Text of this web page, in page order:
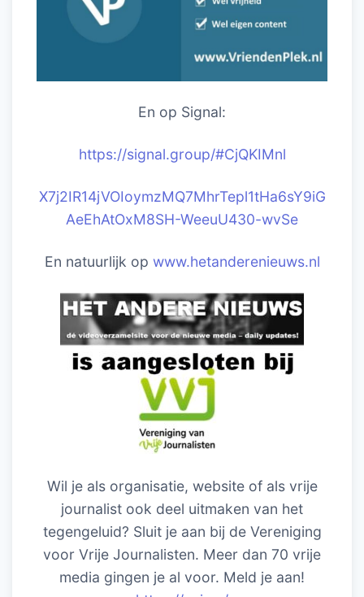
En op Signal:
https://signal.group/#CjQKIMnl
X7j2IR14jVOIoymzMQ7MhrTepl1tHa6sY9iG
AeEhAtOxM8SH-WeeuU430-wvSe
En natuurlijk op www.hetanderenieuws.nl
Wil je als organisatie, website of als vrije
journalist ook deel uitmaken van het
tegengeluid? Sluit je aan bij de Vereniging
voor Vrije Journalisten. Meer dan 70 vrije
media gingen je al voor. Meld je aan!